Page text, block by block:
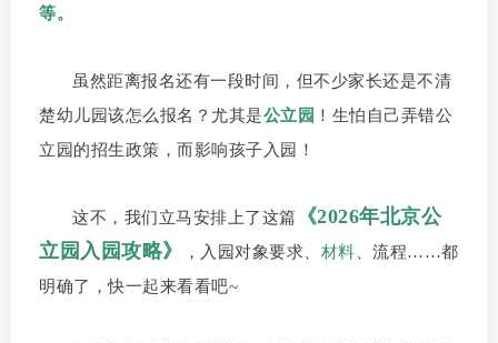
等。
虽然距离报名还有一段时间，但不少家长还是不清
楚幼儿园该怎么报名？尤其是公立园 ！生怕自己弄错公
立园的招生政策，而影响孩子入园！
这不，我们立马安排上了这篇 《2026年北京公
立园入园攻略》
，入园对象要求、 材料 、流程……都
明确了，快一起来看看吧~